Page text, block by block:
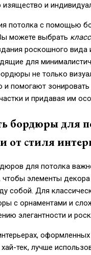
изящество и
потолка с помощью
можете выбрать
роскошного вида
для
не только
и помогают
и придавая им
бордюры для
от стиля
для потолка
чтобы элементы
собой. Для
с орнаментами и
элегантности и
оформленных
тек, лучше